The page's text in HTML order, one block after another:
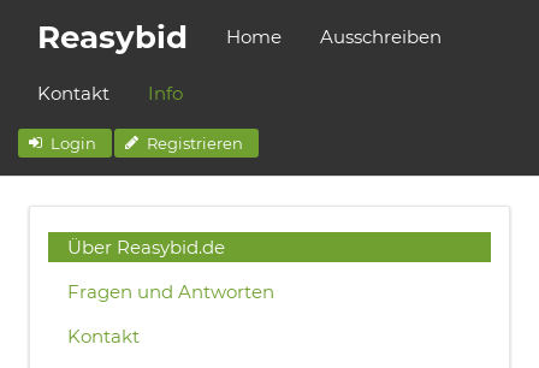
Reasybid Home Ausschreiben
Kontakt Info
Login Registrieren
Über Reasybid.de
Fragen und Antworten
Kontakt